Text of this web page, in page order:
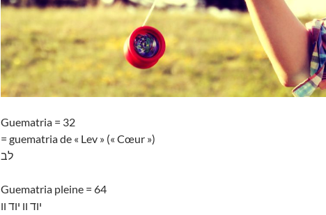
Guematria = 32
= guematria de « Lev » (« Cœur »)
לב
Guematria pleine = 64
יוד וו יוד וו